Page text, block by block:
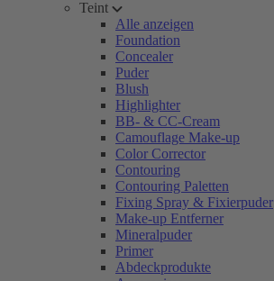
Teint
Alle anzeigen
Foundation
Concealer
Puder
Blush
Highlighter
BB- & CC-Cream
Camouflage Make-up
Color Corrector
Contouring
Contouring Paletten
Fixing Spray & Fixierpuder
Make-up Entferner
Mineralpuder
Primer
Abdeckprodukte